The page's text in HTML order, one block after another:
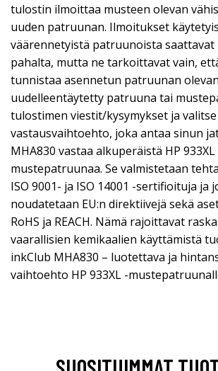
tulostin ilmoittaa musteen olevan
uuden patruunan. Ilmoitukset
väärennetyistä patruunoista saattavat
pahalta, mutta ne tarkoittavat vain,
tunnistaa asennetun patruunan
uudelleentäytetty patruuna tai
tulostimen viestit/kysymykset ja valitse
vastausvaihtoehto, joka antaa sinun
MHA830 vastaa alkuperäistä HP 933XL
mustepatruunaa. Se valmistetaan
ISO 9001- ja ISO 14001 -sertifioituja ja
noudatetaan EU:n direktiivejä sekä
RoHS ja REACH. Nämä rajoittavat
vaarallisien kemikaalien käyttämistä
inkClub MHA830 – luotettava ja
vaihtoehto HP 933XL -